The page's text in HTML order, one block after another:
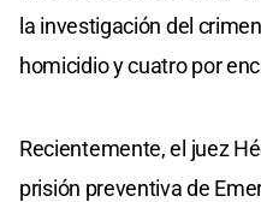
la investigación del
homicidio y cuatro por
Recientemente, el juez
prisión preventiva de